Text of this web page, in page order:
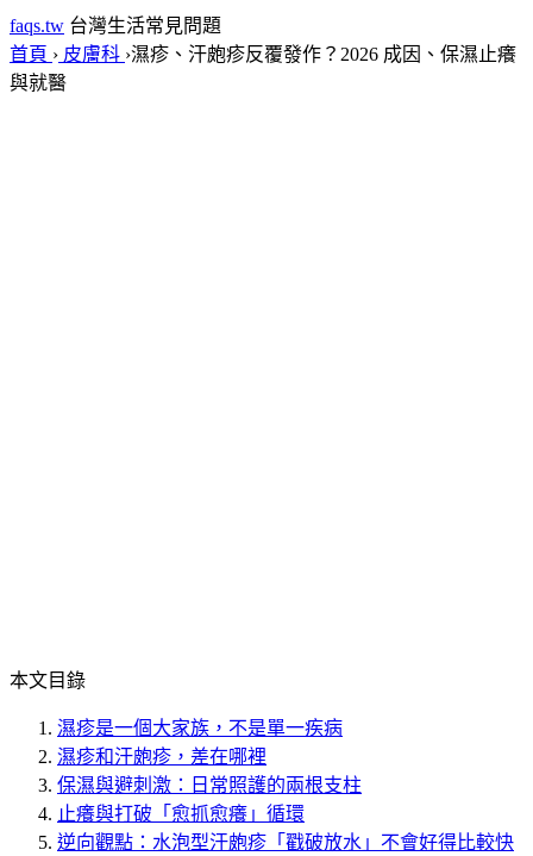
faqs.tw 台灣生活常見問題
首頁 › 皮膚科 ›濕疹、汗皰疹反覆發作？2026 成因、保濕止癢
與就醫
本文目錄
濕疹是一個大家族，不是單一疾病
濕疹和汗皰疹，差在哪裡
保濕與避刺激：日常照護的兩根支柱
止癢與打破「愈抓愈癢」循環
逆向觀點：水泡型汗皰疹「戳破放水」不會好得比較快